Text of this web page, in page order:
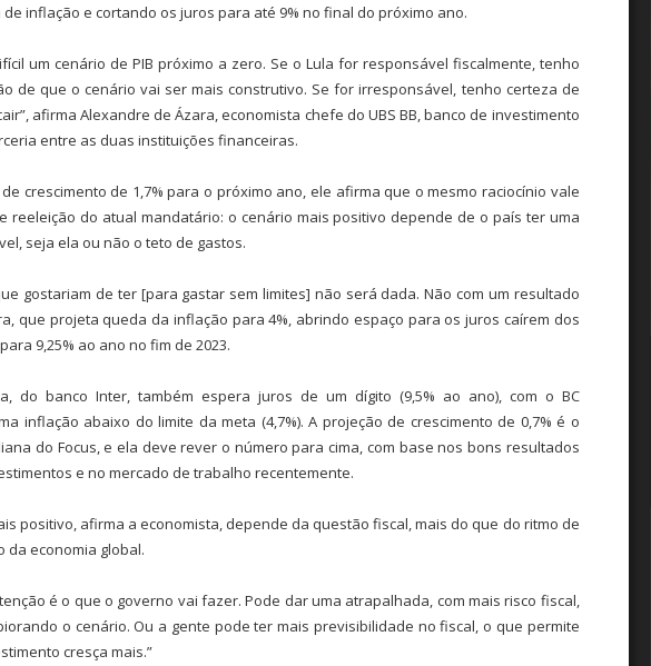
de inflação e cortando os juros para até 9% no final do próximo ano.
um cenário de PIB próximo a zero. Se o Lula for responsável fiscalmente, tenho
de que o cenário vai ser mais construtivo. Se for irresponsável, tenho certeza de
afirma Alexandre de Ázara, economista chefe do UBS BB, banco de investimento
entre as duas instituições financeiras.
crescimento de 1,7% para o próximo ano, ele afirma que o mesmo raciocínio vale
reeleição do atual mandatário: o cenário mais positivo depende de o país ter uma
seja ela ou não o teto de gastos.
gostariam de ter [para gastar sem limites] não será dada. Não com um resultado
que projeta queda da inflação para 4%, abrindo espaço para os juros caírem dos
9,25% ao ano no fim de 2023.
do banco Inter, também espera juros de um dígito (9,5% ao ano), com o BC
inflação abaixo do limite da meta (4,7%). A projeção de crescimento de 0,7% é o
do Focus, e ela deve rever o número para cima, com base nos bons resultados
e no mercado de trabalho recentemente.
positivo, afirma a economista, depende da questão fiscal, mais do que do ritmo de
da economia global.
é o que o governo vai fazer. Pode dar uma atrapalhada, com mais risco fiscal,
o cenário. Ou a gente pode ter mais previsibilidade no fiscal, o que permite
cresça mais.”